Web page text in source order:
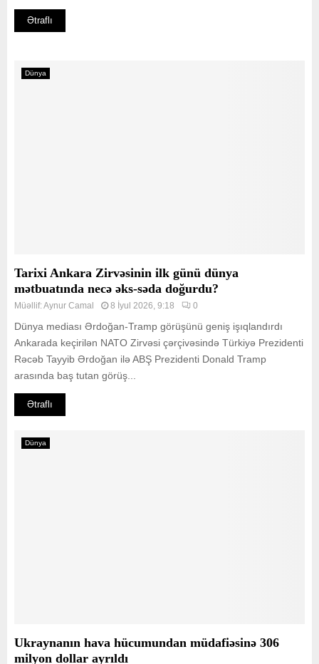
Ətraflı
Dünya
Tarixi Ankara Zirvəsinin ilk günü dünya
mətbuatında necə əks-səda doğurdu?
Müəllif:Aynur Camal 8 İyul 2026, 9:18 0
Dünya mediası Ərdoğan-Tramp görüşünü geniş işıqlandırdı
Ankarada keçirilən NATO Zirvəsi çərçivəsində Türkiyə Prezidenti
Rəcəb Tayyib Ərdoğan ilə ABŞ Prezidenti Donald Tramp
arasında baş tutan görüş...
Ətraflı
Dünya
Ukraynanın hava hücumundan müdafiəsinə 306
milyon dollar ayrıldı